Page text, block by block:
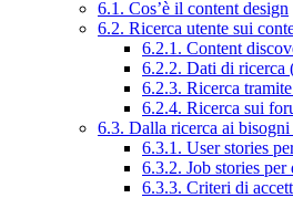
6.1. Cos’è il content design
6.2. Ricerca utente sui
6.2.1. Content
6.2.2. Dati di ricerca
6.2.3. Ricerca
6.2.4. Ricerca sui
6.3. Dalla ricerca ai
6.3.1. User stories
6.3.2. Job stories
6.3.3. Criteri di